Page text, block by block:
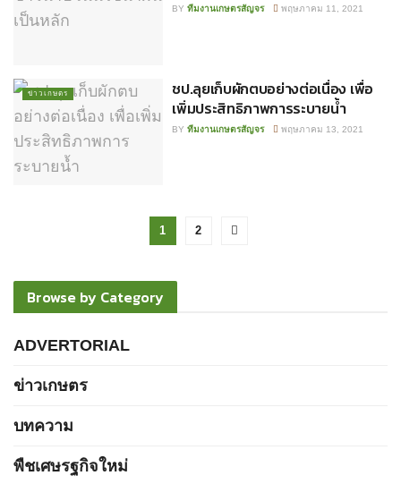
BY ทีมงานเกษตรสัญจร พฤษภาคม 11, 2021
ข่าวเกษตร
ชป.ลุยเก็บผักตบอย่างต่อเนื่อง เพื่อ
เพิ่มประสิทธิภาพการระบายน้ำ
BY ทีมงานเกษตรสัญจร พฤษภาคม 13, 2021
1 2
Browse by Category
ADVERTORIAL
ข่าวเกษตร
บทความ
พืชเศษรฐกิจใหม่